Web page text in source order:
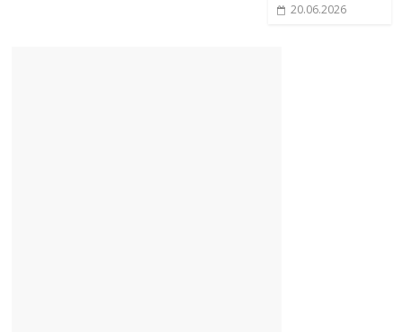
20.06.2026